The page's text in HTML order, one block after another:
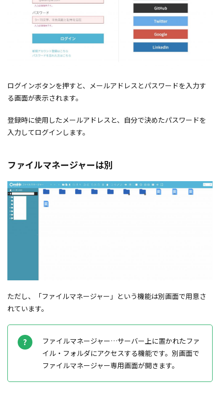
ログインボタンを押すと、メールアドレスとパスワードを入力す
る画面が表示されます。
登録時に使用したメールアドレスと、自分で決めたパスワードを
入力してログインします。
ファイルマネージャーは別
ただし、「ファイルマネージャー」という機能は別画面で用意さ
れています。
ファイルマネージャー…サーバー上に置かれたファ
イル・フォルダにアクセスする機能です。別画面で
ファイルマネージャー専用画面が開きます。